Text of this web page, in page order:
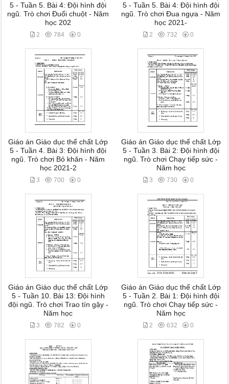
5 - Tuần 5. Bài 4: Đội hình đội
ngũ. Trò chơi Đuổi chuột - Năm
học 202
2 784 0
5 - Tuần 5. Bài 4: Đội hình đội
ngũ. Trò chơi Đua ngựa - Năm
học 2021-
2 732 0
Giáo án Giáo dục thể chất Lớp
5 - Tuần 4. Bài 3: Đội hình đội
ngũ. Trò chơi Bỏ khăn - Năm
học 2021-2
3 700 0
Giáo án Giáo dục thể chất Lớp
5 - Tuần 3. Bài 2: Đội hình đội
ngũ. Trò chơi Chạy tiếp sức -
Năm học
3 730 0
Giáo án Giáo dục thể chất Lớp
5 - Tuần 10. Bài 13: Đội hình
đội ngũ. Trò chơi Trao tín gậy -
Năm học
3 782 0
Giáo án Giáo dục thể chất Lớp
5 - Tuần 2. Bài 1: Đội hình đội
ngũ. Trò chơi Chạy tiếp sức -
Năm học
2 632 0